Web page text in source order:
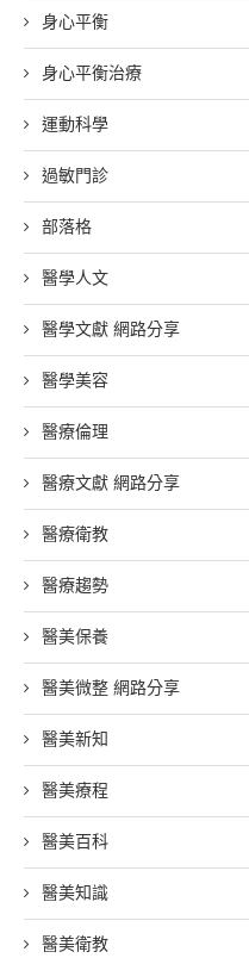
身心平衡
身心平衡治療
運動科學
過敏門診
部落格
醫學人文
醫學文獻 網路分享
醫學美容
醫療倫理
醫療文獻 網路分享
醫療衛教
醫療趨勢
醫美保養
醫美微整 網路分享
醫美新知
醫美療程
醫美百科
醫美知識
醫美衛教